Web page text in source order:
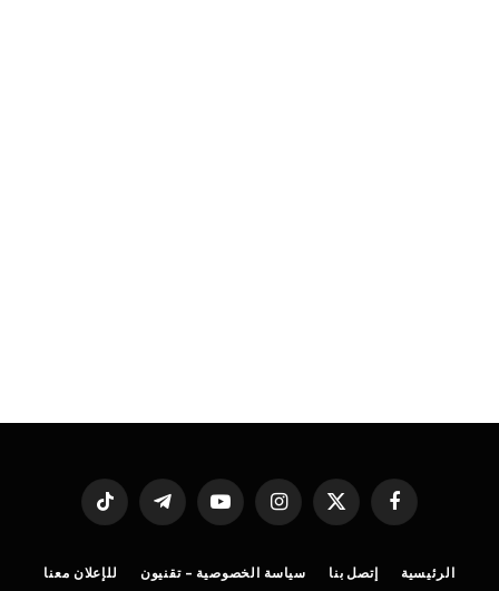
فيسبوك
X
الانستغراميوتيوب تيلقرام تيكتوك
الرئيسية إتصل بنا سياسة الخصوصية – تقنيون للإعلان معنا